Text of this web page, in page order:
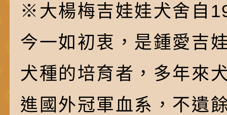
※大楊梅吉娃娃犬舍自
今一如初衷，是鍾愛吉
犬種的培育者，多年來
進國外冠軍血系，不遺